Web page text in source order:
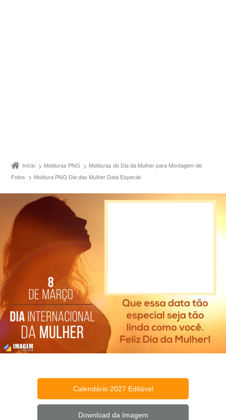
Início Molduras PNG
Molduras do Dia da Mulher para Montagem de
Fotos
Moldura PNG Dia das Mulher Data Especial
Calendário 2027 Editável
Download da Imagem